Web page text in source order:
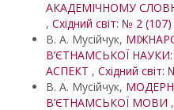
АКАДЕМІЧНОМУ
, Східний світ: № 2 (107)
В. А. Мусійчук,
В’ЄТНАМСЬКОЇ
АСПЕКТ , Східний світ:
В. А. Мусійчук,
В’ЄТНАМСЬКОЇ МОВИ ,